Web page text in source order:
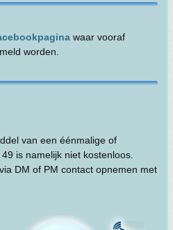
waar vooraf
worden.
van een éénmalige of
is namelijk niet kostenloos.
DM of PM contact opnemen met